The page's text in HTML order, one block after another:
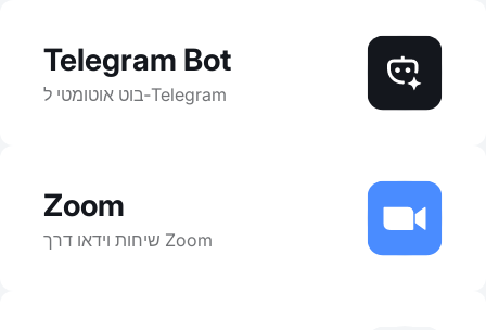
Telegram Bot
בוט אוטומטי ל‑Telegram
Zoom
שיחות וידאו דרך Zoom